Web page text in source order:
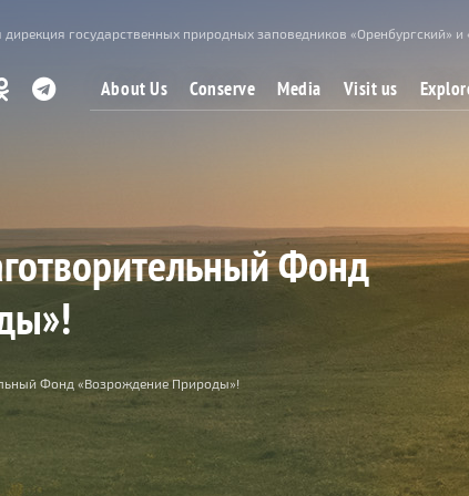
государственных природных заповедников «Оренбургский» и
About Us Conserve Media Visit us
Фонд
Фонд «Возрождение Природы»!